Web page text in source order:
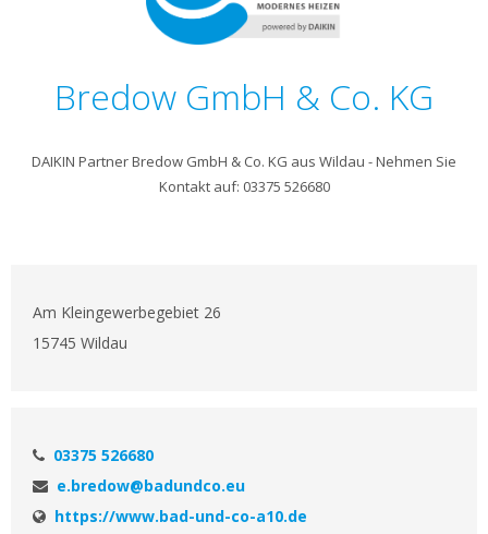
Bredow GmbH & Co. KG
DAIKIN Partner Bredow GmbH & Co. KG aus Wildau - Nehmen Sie
Kontakt auf: 03375 526680
Am Kleingewerbegebiet 26
15745 Wildau
03375 526680
e.bredow@badundco.eu
https://www.bad-und-co-a10.de